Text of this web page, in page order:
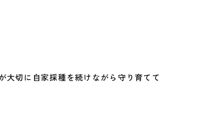
大切に自家採種を続けながら守り育てて